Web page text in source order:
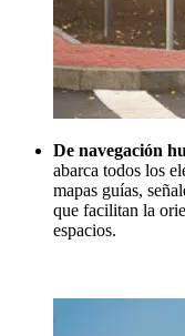
De navegación
abarca todos los
mapas guías,
que facilitan la
espacios.